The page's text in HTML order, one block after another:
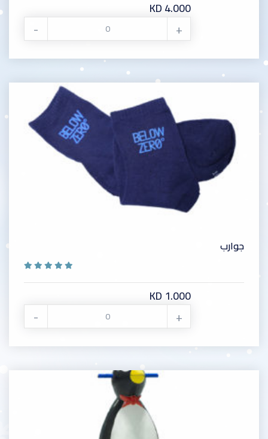
KD 4.000
- +
جوارب
KD 1.000
- +